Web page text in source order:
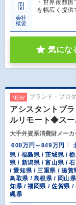
会社
概要
・世界複数
を幅広く提
気にな
NEW ブランド・プロ
アシスタントブ
ルリモート◆スー
大手外資系消費財メーカ
600万円～849万円
県 / 福島県 / 茨城県 /
県 / 新潟県 / 富山県 /
/ 愛知県 / 三重県 / 滋
鳥取県 / 島根県 / 岡山
知県 / 福岡県 / 佐賀県
縄県